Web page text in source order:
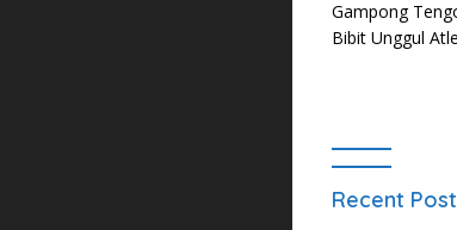
Recent Post